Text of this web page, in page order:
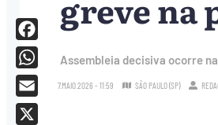
greve na
Assembleia decisiva ocorre
7.MAIO.2026 - 11:59 SÃO PAULO (SP)
Facebook
WhatsApp
Email